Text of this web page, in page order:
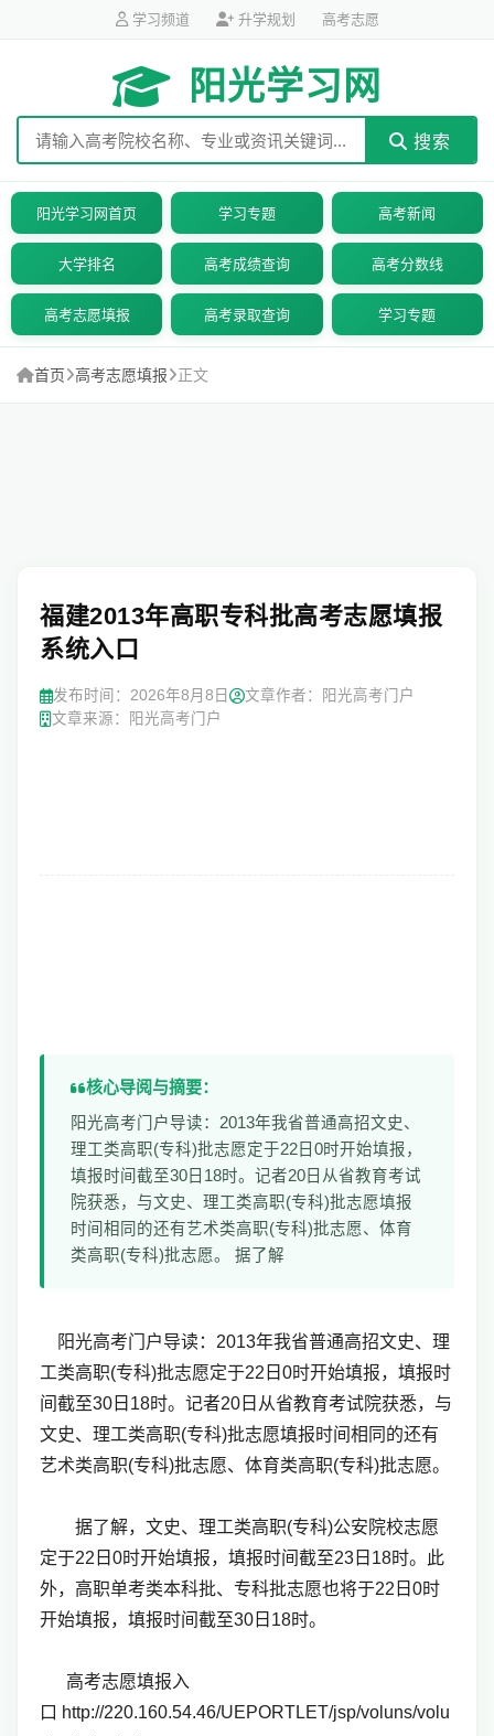
学习频道 升学规划 高考志愿
阳光学习网
搜索
阳光学习网首页 学习专题 高考新闻
大学排名 高考成绩查询 高考分数线
高考志愿填报 高考录取查询 学习专题
首页 高考志愿填报 正文
福建2013年高职专科批高考志愿填报
系统入口
发布时间： 2026年8月8日
文章作者：阳光高考门户
文章来源：阳光高考门户
核心导阅与摘要：
阳光高考门户导读：2013年我省普通高招文史、
理工类高职(专科)批志愿定于22日0时开始填报，
填报时间截至30日18时。记者20日从省教育考试
院获悉，与文史、理工类高职(专科)批志愿填报
时间相同的还有艺术类高职(专科)批志愿、体育
类高职(专科)批志愿。 据了解
阳光高考门户导读：2013年我省普通高招文史、理
工类高职(专科)批志愿定于22日0时开始填报，填报时
间截至30日18时。记者20日从省教育考试院获悉，与
文史、理工类高职(专科)批志愿填报时间相同的还有
艺术类高职(专科)批志愿、体育类高职(专科)批志愿。
据了解，文史、理工类高职(专科)公安院校志愿
定于22日0时开始填报，填报时间截至23日18时。此
外，高职单考类本科批、专科批志愿也将于22日0时
开始填报，填报时间截至30日18时。
高考志愿填报入
口 http://220.160.54.46/UEPORTLET/jsp/voluns/volu